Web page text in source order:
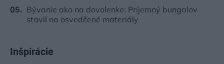
Bývanie ako na dovolenke: Príjemný bungalov
stavil na osvedčené materiály
Inšpirácie